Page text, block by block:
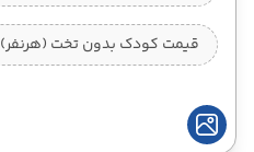
قیمت کودک بدون تخت (هرنفر)